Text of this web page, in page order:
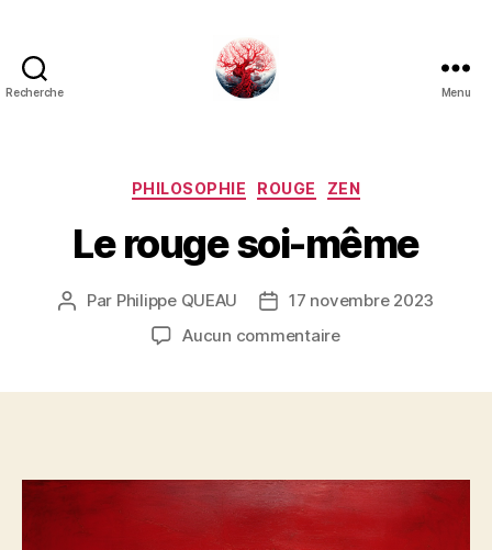
Recherche Menu
Catégories
PHILOSOPHIE ROUGE ZEN
Le rouge soi-même
Auteur
Par Philippe QUEAU
Date17 novembre 2023
Aucun commentairesur